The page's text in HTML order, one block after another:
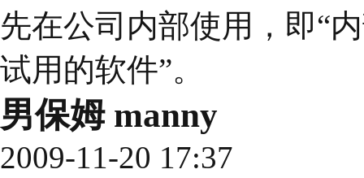
先在公司内部使用，即“
试用的软件”。
男保姆 manny
2009-11-20 17:37